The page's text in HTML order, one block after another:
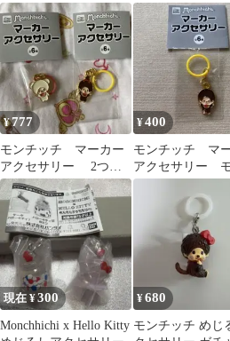
ャ タヌタヌ
¥777
モンチッチ マーカー
アクセサリー 2つ
めじるしアクセサリー
¥400
モンチッチ マ
アクセサリー
ッチちゃん
現在 ¥300
Monchhichi x Hello Kitty
¥680
モンチッチ めじ